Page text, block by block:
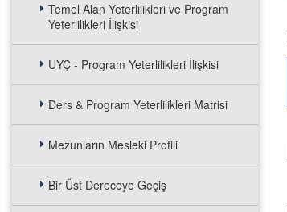
Temel Alan Yeterlilikleri ve Program
Yeterlilikleri İlişkisi
UYÇ - Program Yeterlilikleri İlişkisi
Ders & Program Yeterlilikleri Matrisi
Mezunların Mesleki Profili
Bir Üst Dereceye Geçiş